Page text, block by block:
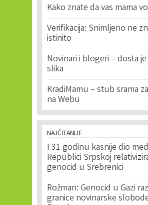
Kako znate da vas mama
Verifikacija: Snimljeno ne
istinito
Novinari i blogeri – dosta
slika
KradiMamu – stub srama
na Webu
NAJČITANIJE
I 31 godinu kasnije dio
Republici Srpskoj
genocid u Srebrenici
Rožman: Genocid u Gazi
granice novinarske